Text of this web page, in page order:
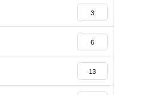
3
6
13